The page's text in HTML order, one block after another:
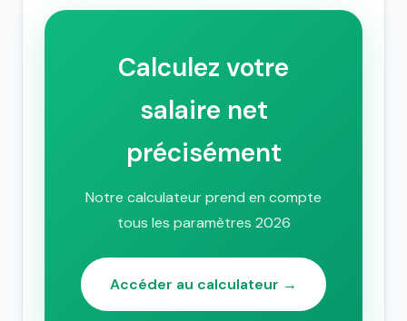
Calculez votre
salaire net
précisément
Notre calculateur prend en compte
tous les paramètres 2026
Accéder au calculateur →